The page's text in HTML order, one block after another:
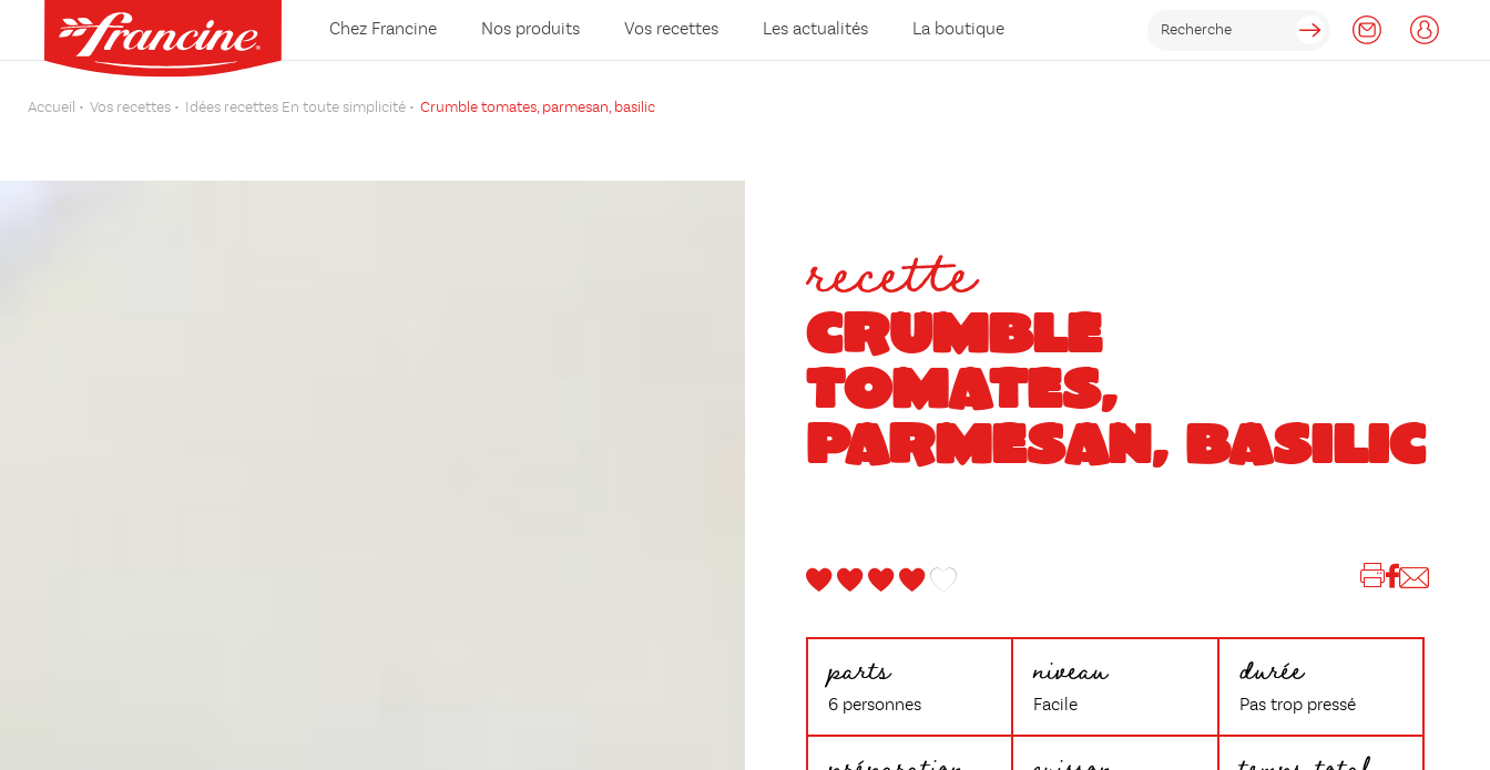
Chez Francine Nos produits Vos recettes Les actualités La boutique
Accueil Vos recettes Idées recettes En toute simplicité Crumble tomates, parmesan, basilic
recette
CRUMBLE
TOMATES,
PARMESAN, BASILIC
parts
6 personnes
niveau
Facile
durée
Pas trop pressé